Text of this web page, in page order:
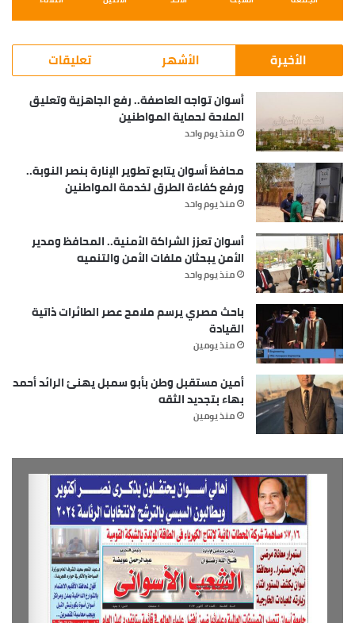
الأخيرة الأشهر تعليقات
أسوان تواجه العاصفة.. رفع الجاهزية وتعليق
الملاحة لحماية المواطنين
منذ يوم واحد
محافظ أسوان يتابع تطوير الإنارة بنصر النوبة..
ورفع كفاءة الطرق لخدمة المواطنين
منذ يوم واحد
أسوان تعزز الشراكة الأمنية.. المحافظ ومدير
الأمن يبحثان ملفات الأمن والتنميه
منذ يوم واحد
باحث مصري يرسم ملامح عصر الطائرات ذاتية
القيادة
منذ يومين
أمين مستقبل وطن بأبو سمبل يهنئ الرائد أحمد
بهاء بتجديد الثقه
منذ يومين